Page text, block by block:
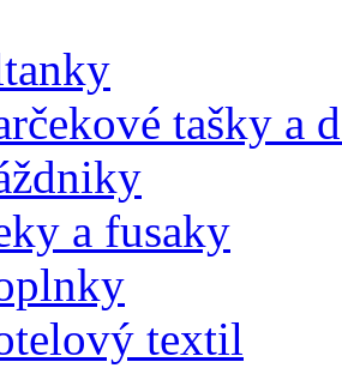
tašky a
a fusaky
textil